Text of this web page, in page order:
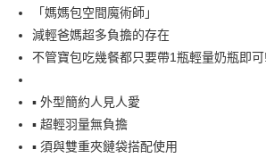
街口支付
悠遊付
AFTEE先享後付
相關說明
【關於「AFTEE先享後付」】
「媽媽包空間魔術師」
減輕爸媽超多負擔的存在
不管寶包吃幾餐都只要帶1瓶輕量奶瓶即可
▪ 外型簡約人見人愛
▪ 超輕羽量無負擔
▪ 須與雙重夾鏈袋搭配使用